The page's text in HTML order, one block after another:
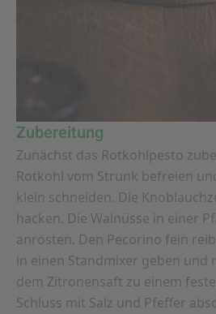
Zubereitung
Zunächst das Rotkohlpesto
Rotkohl vom Strunk befreien
klein schneiden. Die
hacken. Die Walnüsse in einer
anrösten. Den Pecorino fein
in einen Standmixer geben und
dem Zitronensaft zu einem
Schluss mit Salz und Pfeffer